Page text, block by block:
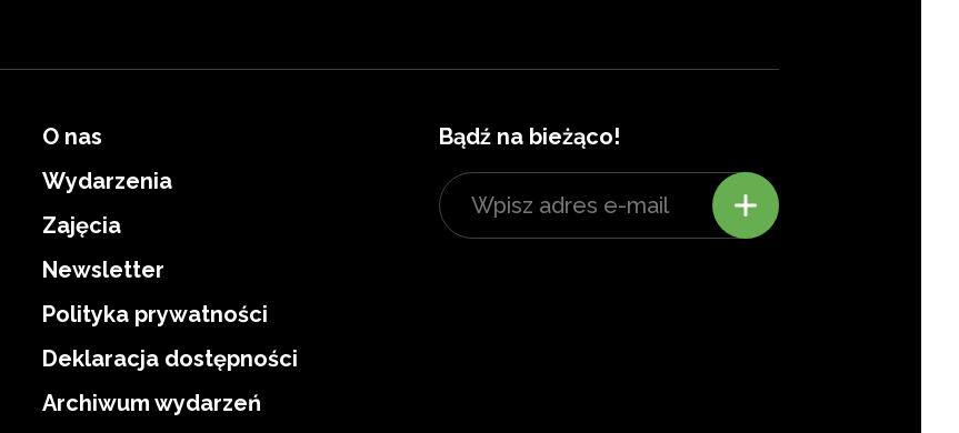
O nas
Wydarzenia
Zajęcia
Newsletter
Polityka prywatności
Deklaracja dostępności
Archiwum wydarzeń
Bądź na bieżąco!